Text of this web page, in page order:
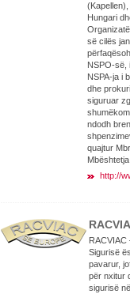
Hungari
së cilës
NSPO-së,
NSPA-ja i
dhe
siguruar
ndodh
quajtur
http://
RACVIAC
Sigurisë
pavarur,
për nxitur
sigurisë